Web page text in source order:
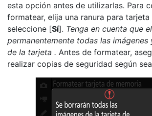
esta opción antes de utilizarlas. Para
formatear, elija una ranura para
seleccione [Sí]. Tenga en cuenta que
permanentemente todas las imágenes
de la tarjeta . Antes de formatear,
realizar copias de seguridad según